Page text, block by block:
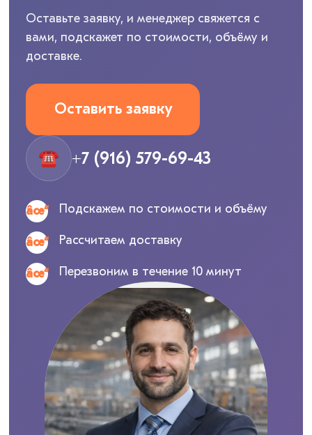
Оставьте заявку, и менеджер свяжется с
вами, подскажет по стоимости, объёму и
доставке.
Оставить заявку
☎ +7 (916) 579-69-43
Подскажем по стоимости и объёму
Рассчитаем доставку
Перезвоним в течение 10 минут